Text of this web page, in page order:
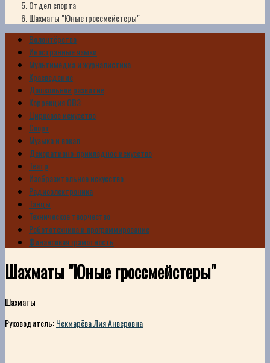
Отдел спорта
Шахматы "Юные гроссмейстеры"
Волонтёрство
Иностранные языки
Мультимедиа и журналистика
Краеведение
Дошкольное развитие
Коррекция ОВЗ
Цирковое искусство
Спорт
Музыка и вокал
Декоративно-прикладное искусство
Театр
Изобразительное искусство
Радиоэлектроника
Танцы
Техническое творчество
Робототехника и программирование
Финансовая грамотность
Шахматы "Юные гроссмейстеры"
Шахматы
Руководитель:Чекмарёва Лия Анверовна